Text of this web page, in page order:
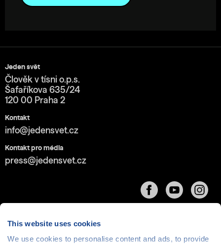
This website uses cookies
We use cookies to personalise content and ads, to provide
Jeden svět
Člověk v tísni o.p.s.
Šafaříkova 635/24
120 00 Praha 2
Kontakt
info@jedensvet.cz
Kontakt pro média
press@jedensvet.cz